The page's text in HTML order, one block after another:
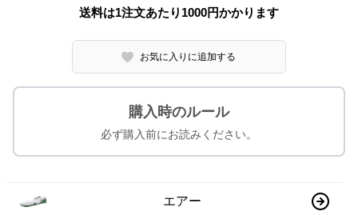
送料は1注文あたり 1000円かかります
お気に入りに追加する
購入時のルール
必ず購入前にお読みください。
エアー